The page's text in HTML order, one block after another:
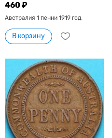
460 ₽
Австралия 1 пенни 1919 год.
В корзину